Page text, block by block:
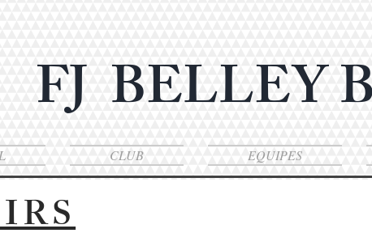
FJ BELLEY
CLUB EQUIPES